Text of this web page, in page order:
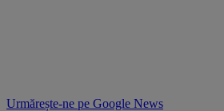
Urmărește-ne pe Google News